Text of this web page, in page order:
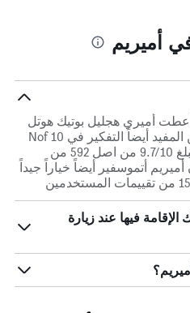
أميريم
أعطت أميري هجليل بوتيك هوتل
تصنيفاً يبلغ 9.4/10.قد يكون من المفيد أيضاً التفكير في Nof 10
والذي حصل على درجة تقييم تبلغ 9.7/10 من اصل 592 من
أتموسفير أيضاً خياراً جيداً
فيها عند زيارة